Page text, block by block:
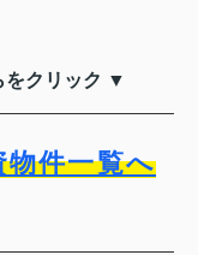
をクリック ▼
物件一覧へ